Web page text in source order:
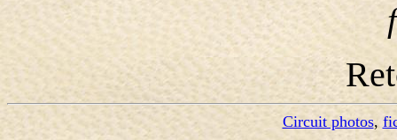
Circuit photos,